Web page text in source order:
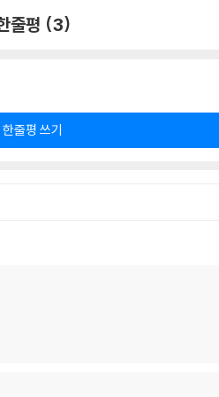
줄평 (3)
한줄평 쓰기